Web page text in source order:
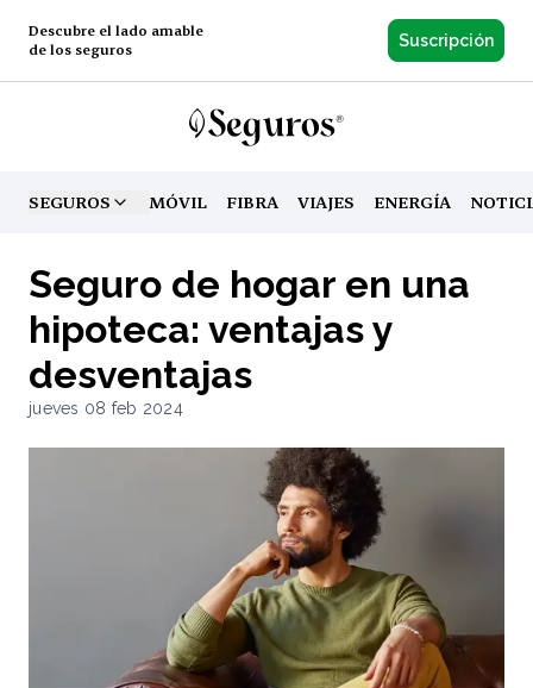
Descubre el lado amable
de los seguros
Suscripción
SEGUROS
TOGGLE MENUMÓVIL FIBRA VIAJES ENERGÍA
Seguro de hogar en una
hipoteca: ventajas y
desventajas
jueves 08 feb 2024